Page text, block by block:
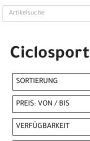
Ciclosport
SORTIERUNG
PREIS: VON / BIS
VERFÜGBARKEIT